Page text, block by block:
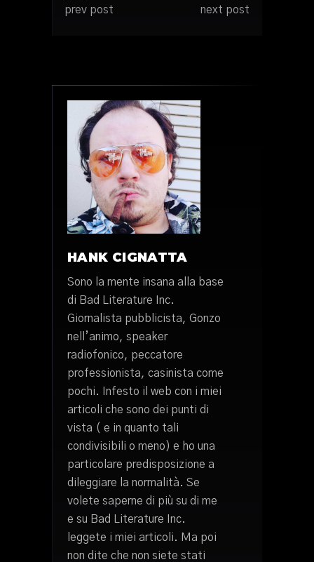
prev post next post
HANK CIGNATTA
Sono la mente insana alla base
di Bad Literature Inc.
Giornalista pubblicista, Gonzo
nell’animo, speaker
radiofonico, peccatore
professionista, casinista come
pochi. Infesto il web con i miei
articoli che sono dei punti di
vista ( e in quanto tali
condivisibili o meno) e ho una
particolare predisposizione a
dileggiare la normalità. Se
volete saperne di più su di me
e su Bad Literature Inc.
leggete i miei articoli. Ma poi
non dite che non siete stati